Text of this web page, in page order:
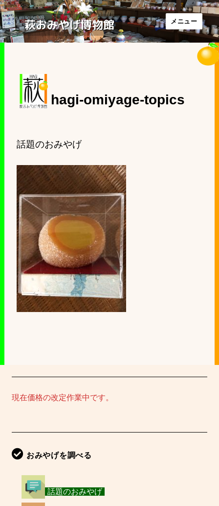
萩おみやげ博物館 メニュー
hagi-omiyage-topics
話題のおみやげ
現在価格の改定作業中です。
おみやげを調べる
話題のおみやげ